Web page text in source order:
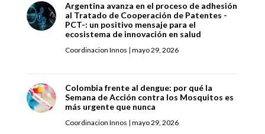
Argentina avanza en el proceso de adhesión
al Tratado de Cooperación de Patentes -
PCT-: un positivo mensaje para el
ecosistema de innovación en salud
Coordinacion Innos | mayo 29, 2026
Colombia frente al dengue: por qué la
Semana de Acción contra los Mosquitos es
más urgente que nunca
Coordinacion Innos | mayo 29, 2026